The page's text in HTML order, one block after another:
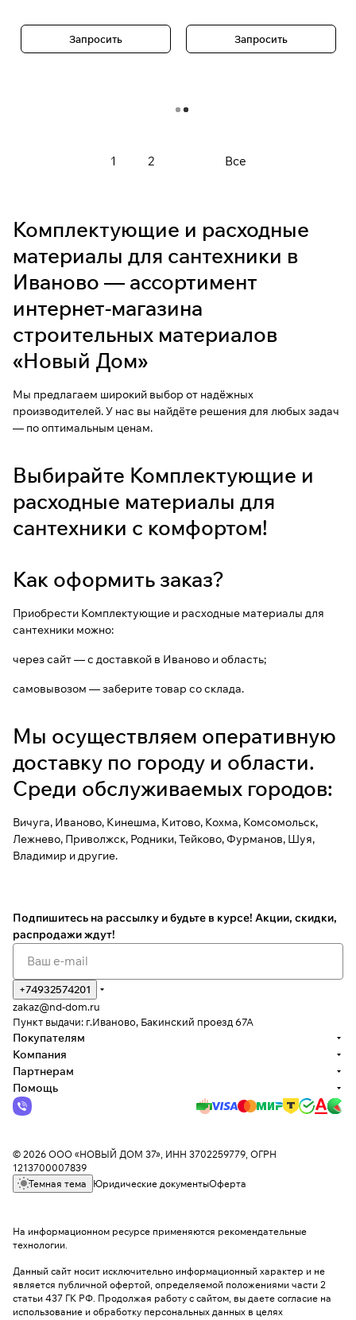
Запросить Запросить
Загрузить еще
1 2 Все
Комплектующие и расходные
материалы для сантехники в
Иваново — ассортимент
интернет-магазина
строительных материалов
«Новый Дом»
Мы предлагаем широкий выбор от надёжных
производителей. У нас вы найдёте решения для любых задач
— по оптимальным ценам.
Выбирайте Комплектующие и
расходные материалы для
сантехники с комфортом!
Как оформить заказ?
Приобрести Комплектующие и расходные материалы для
сантехники можно:
через сайт — с доставкой в Иваново и область;
самовывозом — заберите товар со склада.
Мы осуществляем оперативную
доставку по городу и области.
Среди обслуживаемых городов:
Вичуга, Иваново, Кинешма, Китово, Кохма, Комсомольск,
Лежнево, Приволжск, Родники, Тейково, Фурманов, Шуя,
Владимир и другие.
Подпишитесь на рассылку и будьте в курсе! Акции, скидки,
распродажи ждут!
+74932574201
zakaz@nd-dom.ru
Пункт выдачи: г.Иваново, Бакинский проезд 67А
Покупателям
Компания
Партнерам
Помощь
© 2026 ООО «НОВЫЙ ДОМ 37», ИНН 3702259779, ОГРН
1213700007839
Темная тема
Юридические документыОферта
На информационном ресурсе применяются рекомендательные
технологии.
Данный сайт носит исключительно информационный характер и не
является публичной офертой, определяемой положениями части 2
статьи 437 ГК РФ. Продолжая работу с сайтом, вы даете согласие на
использование и обработку персональных данных в целях